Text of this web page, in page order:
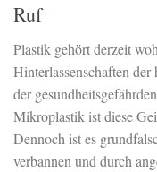
Ruf
Plastik gehört derzeit
Hinterlassenschaften
der
Mikroplastik ist diese
Dennoch ist es
verbannen und durch